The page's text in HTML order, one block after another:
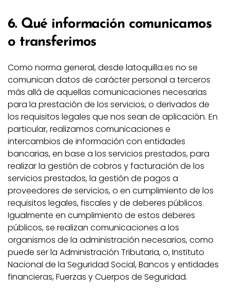
6. Qué información comunicamos
o transferimos
Como norma general, desde latoquilla.es no se
comunican datos de carácter personal a terceros
más allá de aquellas comunicaciones necesarias
para la prestación de los servicios, o derivados de
los requisitos legales que nos sean de aplicación. En
particular, realizamos comunicaciones e
intercambios de información con entidades
bancarias, en base a los servicios prestados, para
realizar la gestión de cobros y facturación de los
servicios prestados, la gestión de pagos a
proveedores de servicios, o en cumplimiento de los
requisitos legales, fiscales y de deberes públicos.
Igualmente en cumplimiento de estos deberes
públicos, se realizan comunicaciones a los
organismos de la administración necesarios, como
puede ser la Administración Tributaria, o, Instituto
Nacional de la Seguridad Social, Bancos y entidades
financieras, Fuerzas y Cuerpos de Seguridad.